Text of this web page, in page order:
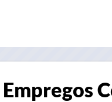
Empregos